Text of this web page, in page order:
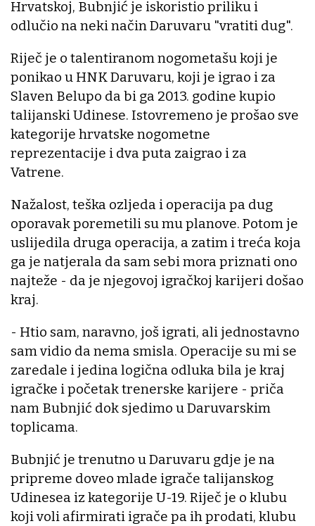
Hrvatskoj, Bubnjić je iskoristio priliku i
odlučio na neki način Daruvaru "vratiti dug".
Riječ je o talentiranom nogometašu koji je
ponikao u HNK Daruvaru, koji je igrao i za
Slaven Belupo da bi ga 2013. godine kupio
talijanski Udinese. Istovremeno je prošao sve
kategorije hrvatske nogometne
reprezentacije i dva puta zaigrao i za
Vatrene.
Nažalost, teška ozljeda i operacija pa dug
oporavak poremetili su mu planove. Potom je
uslijedila druga operacija, a zatim i treća koja
ga je natjerala da sam sebi mora priznati ono
najteže - da je njegovoj igračkoj karijeri došao
kraj.
- Htio sam, naravno, još igrati, ali jednostavno
sam vidio da nema smisla. Operacije su mi se
zaredale i jedina logična odluka bila je kraj
igračke i početak trenerske karijere - priča
nam Bubnjić dok sjedimo u Daruvarskim
toplicama.
Bubnjić je trenutno u Daruvaru gdje je na
pripreme doveo mlade igrače talijanskog
Udinesea iz kategorije U-19. Riječ je o klubu
koji voli afirmirati igrače pa ih prodati, klubu